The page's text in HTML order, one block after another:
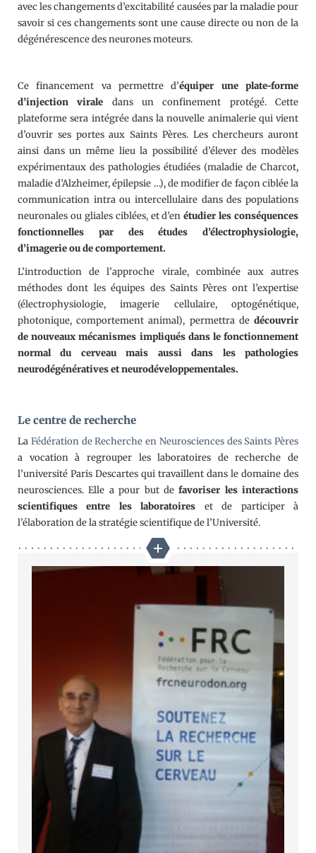
avec les changements d’excitabilité causées par la maladie pour
savoir si ces changements sont une cause directe ou non de la
dégénérescence des neurones moteurs.
Ce financement va permettre d’équiper une plate-forme
d’injection virale dans un confinement protégé. Cette
plateforme sera intégrée dans la nouvelle animalerie qui vient
d’ouvrir ses portes aux Saints Pères. Les chercheurs auront
ainsi dans un même lieu la possibilité d’élever des modèles
expérimentaux des pathologies étudiées (maladie de Charcot,
maladie d’Alzheimer, épilepsie …), de modifier de façon ciblée la
communication intra ou intercellulaire dans des populations
neuronales ou gliales ciblées, et d’enétudier les conséquences
fonctionnelles par des études d’électrophysiologie,
d’imagerie ou de comportement.
L’introduction de l’approche virale, combinée aux autres
méthodes dont les équipes des Saints Pères ont l’expertise
(électrophysiologie, imagerie cellulaire, optogénétique,
photonique, comportement animal), permettra de découvrir
de nouveaux mécanismes impliqués dans le fonctionnement
normal du cerveau mais aussi dans les pathologies
neurodégénératives et neurodéveloppementales.
Le centre de recherche
La Fédération de Recherche en Neurosciences des Saints Pères
a vocation à regrouper les laboratoires de recherche de
l’université Paris Descartes qui travaillent dans le domaine des
neurosciences. Elle a pour but defavoriser les interactions
scientifiques entre les laboratoires et de participer à
l’élaboration de la stratégie scientifique de l’Université.